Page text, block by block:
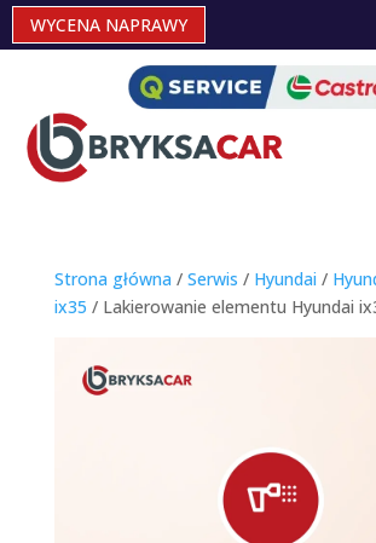
WYCENA NAPRAWY
Strona główna / Serwis / Hyundai /
ix35 / Lakierowanie elementu Hyundai